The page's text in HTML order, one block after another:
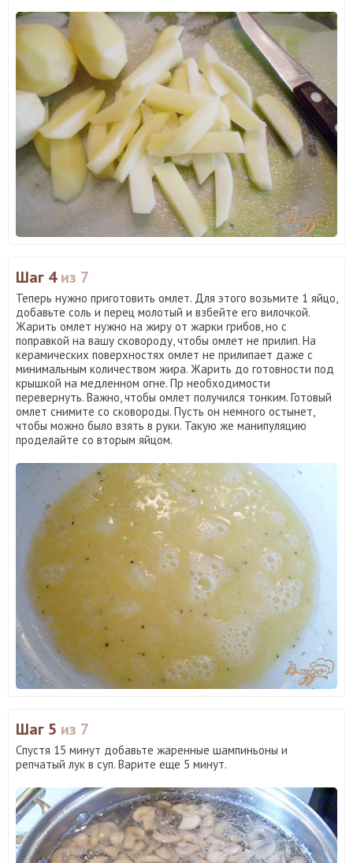
Шаг 4из 7
Теперь нужно приготовить омлет. Для этого возьмите 1 яйцо,
добавьте соль и перец молотый и взбейте его вилочкой.
Жарить омлет нужно на жиру от жарки грибов, но с
поправкой на вашу сковороду, чтобы омлет не прилип. На
керамических поверхностях омлет не прилипает даже с
минимальным количеством жира. Жарить до готовности под
крышкой на медленном огне. Пр необходимости
перевернуть. Важно, чтобы омлет получился тонким. Готовый
омлет снимите со сковороды. Пусть он немного остынет,
чтобы можно было взять в руки. Такую же манипуляцию
проделайте со вторым яйцом.
Шаг 5 из 7
Спустя 15 минут добавьте жаренные шампиньоны и
репчатый лук в суп. Варите еще 5 минут.